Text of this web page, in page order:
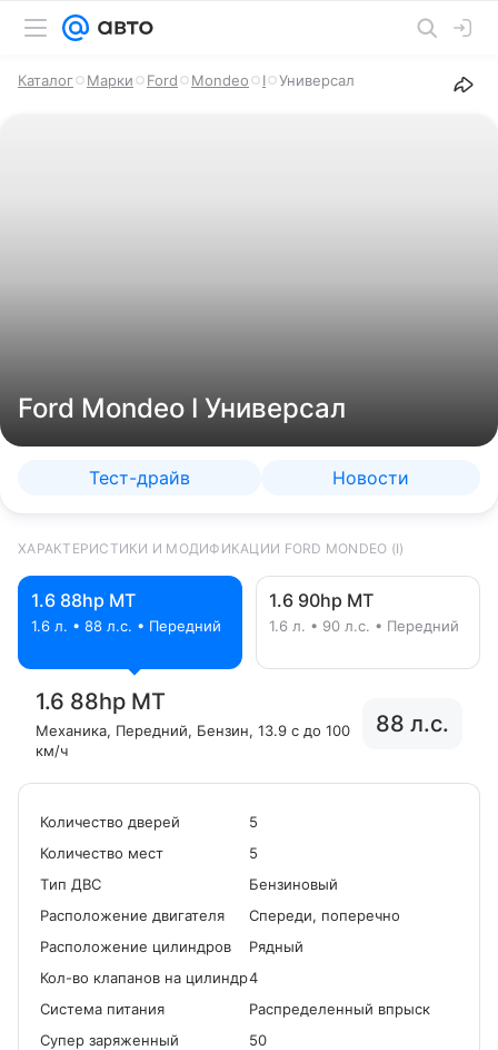
Каталог Марки Ford Mondeo I Универсал
Ford Mondeo I Универсал
Тест-драйв Новости
ХАРАКТЕРИСТИКИ И МОДИФИКАЦИИ FORD MONDEO (I)
1.6 88hp MT
1.6 л. • 88 л.с. • Передний
1.6 90hp MT
1.6 л. • 90 л.с. • Передний
1.6 88hp MT
Механика, Передний, Бензин, 13.9 с до 100
км/ч
88 л.с.
Количество дверей
5
Количество мест
5
Tип ДВС
Бензиновый
Расположение двигателя
Спереди, поперечно
Расположение цилиндров
Рядный
Кол-во клапанов на цилиндр4
Система питания
Распределенный впрыск
Cупер заряженный
50